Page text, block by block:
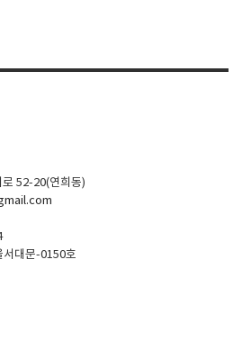
52-20(연희동)
서대문-0150호